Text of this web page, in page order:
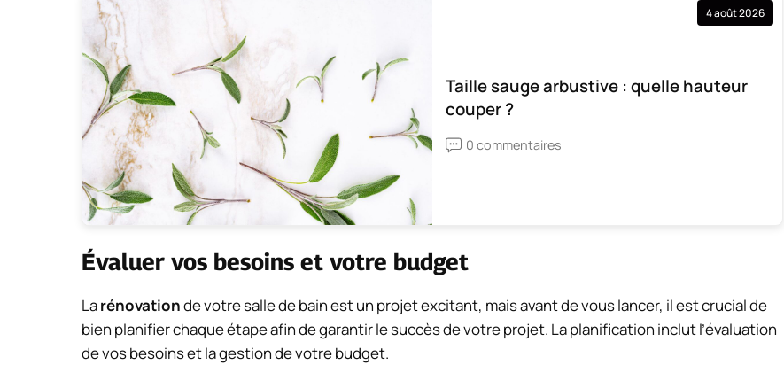
4 août 2026
Taille sauge arbustive : quelle hauteur
couper ?
0 commentaires
Évaluer vos besoins et votre budget
Larénovationde votre salle de bain est un projet excitant, mais avant de vous lancer, il est crucial de
bien planifier chaque étape afin de garantir le succès de votre projet. La planification inclut l’évaluation
de vos besoins et la gestion de votre budget.